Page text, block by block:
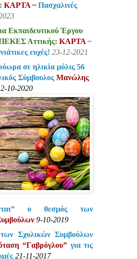
ΚΑΡΤΑ ~Πασχαλινές
Εκπαιδευτικού Έργου
Αττικής: ΚΑΡΤΑ~
ευχές! 23-12-2021
σε ηλικία μόλις 56
Σύμβουλος Μανώλης
10-2020
ο θεσμός των
9-10-2019
Σχολικών Συμβούλων
“Γαβρόγλου” για τις
21-11-2017